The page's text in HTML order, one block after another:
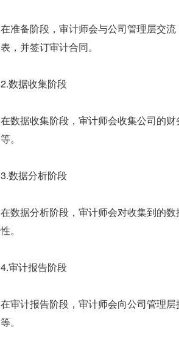
在准备阶段，审计师会与公司管理层交
表，并签订审计合同。
2.数据收集阶段
在数据收集阶段，审计师会收集公司的
等。
3.数据分析阶段
在数据分析阶段，审计师会对收集到的
性。
4.审计报告阶段
在审计报告阶段，审计师会向公司管理
等。